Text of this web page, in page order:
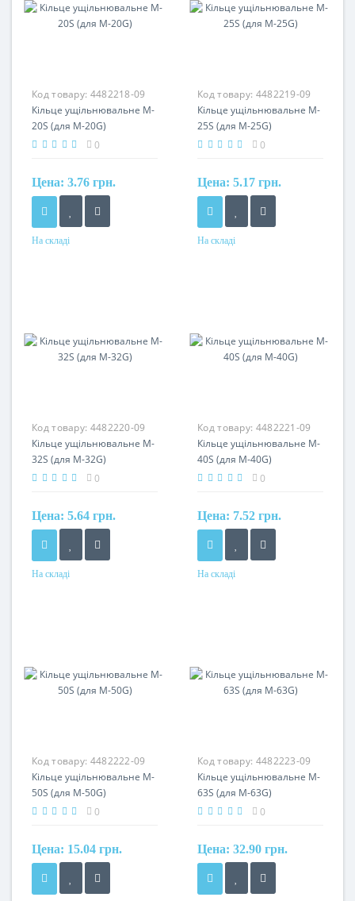
Код товару: 4482218-09
Кільце ущільнювальне M-
20S (для M-20G)
0
Цена: 3.76 грн.
На складі
Код товару: 4482219-09
Кільце ущільнювальне M-
25S (для M-25G)
0
Цена: 5.17 грн.
На складі
Код товару: 4482220-09
Кільце ущільнювальне M-
32S (для M-32G)
0
Цена: 5.64 грн.
На складі
Код товару: 4482221-09
Кільце ущільнювальне M-
40S (для M-40G)
0
Цена: 7.52 грн.
На складі
Код товару: 4482222-09
Кільце ущільнювальне M-
50S (для M-50G)
0
Цена: 15.04 грн.
Код товару: 4482223-09
Кільце ущільнювальне M-
63S (для M-63G)
0
Цена: 32.90 грн.